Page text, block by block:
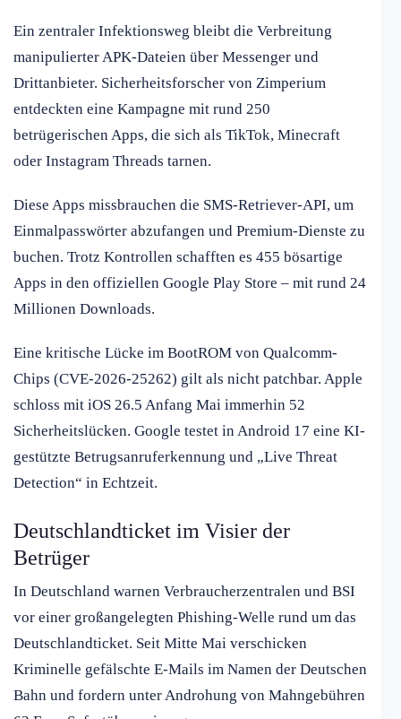
Ein zentraler Infektionsweg bleibt die Verbreitung
manipulierter APK-Dateien über Messenger und
Drittanbieter. Sicherheitsforscher von Zimperium
entdeckten eine Kampagne mit rund 250
betrügerischen Apps, die sich als TikTok, Minecraft
oder Instagram Threads tarnen.
Diese Apps missbrauchen die SMS-Retriever-API, um
Einmalpasswörter abzufangen und Premium-Dienste zu
buchen. Trotz Kontrollen schafften es 455 bösartige
Apps in den offiziellen Google Play Store – mit rund 24
Millionen Downloads.
Eine kritische Lücke im BootROM von Qualcomm-
Chips (CVE-2026-25262) gilt als nicht patchbar. Apple
schloss mit iOS 26.5 Anfang Mai immerhin 52
Sicherheitslücken. Google testet in Android 17 eine KI-
gestützte Betrugsanruferkennung und „Live Threat
Detection“ in Echtzeit.
Deutschlandticket im Visier der
Betrüger
In Deutschland warnen Verbraucherzentralen und BSI
vor einer großangelegten Phishing-Welle rund um das
Deutschlandticket. Seit Mitte Mai verschicken
Kriminelle gefälschte E-Mails im Namen der Deutschen
Bahn und fordern unter Androhung von Mahngebühren